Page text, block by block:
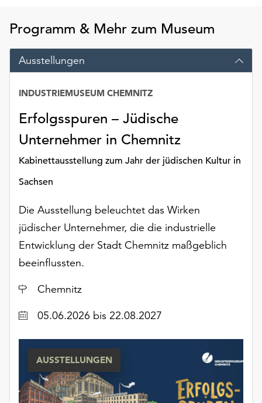
Schaltfläche
„Cookie-
Einstellungen“
zur
Verfügung.
Funktionale
Cookies
werden
auch
ohne
Ihr
Einverständnis
ausgeführt.
Möchten
Sie
die
verwendeten
Cookies
anpassen,
erreichen
die
Einstellungen
Schaltfläche
Programm & Mehr zum Museum
Ausstellungen
Erfolgsspuren – Jüdische
Unternehmer in Chemnitz
Kabinettausstellung zum Jahr der jüdischen Kultur in
Sachsen
INDUSTRIEMUSEUM CHEMNITZ
Die Ausstellung beleuchtet das Wirken
jüdischer Unternehmer, die die industrielle
Entwicklung der Stadt Chemnitz maßgeblich
beeinflussten.
Ort
Chemnitz
Datum05.06.2026 bis 22.08.2027
AUSSTELLUNGEN